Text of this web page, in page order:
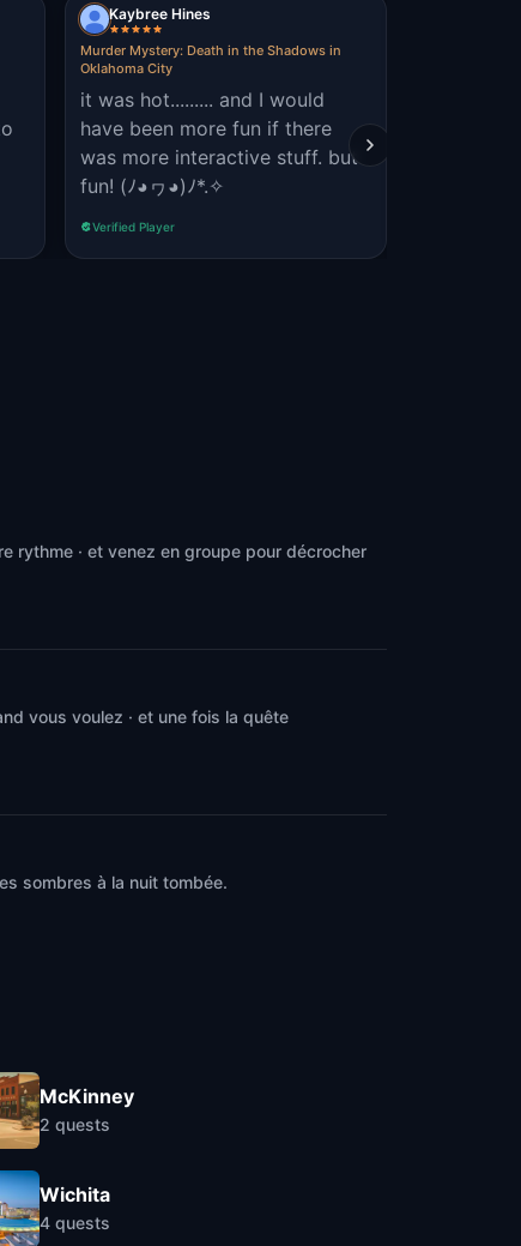
Kaybree Hines
Murder Mystery: Death in the Shadows in
Oklahoma City
it was hot......... and I would
have been more fun if there
was more interactive stuff. but
fun! (⁠ﾉ⁠◕⁠ヮ⁠◕⁠)⁠ﾉ⁠*⁠.⁠✧
Verified Player
rythme · et venez en groupe pour décrocher
vous voulez · et une fois la quête
sombres à la nuit tombée.
McKinney
2 quests
Wichita
4 quests